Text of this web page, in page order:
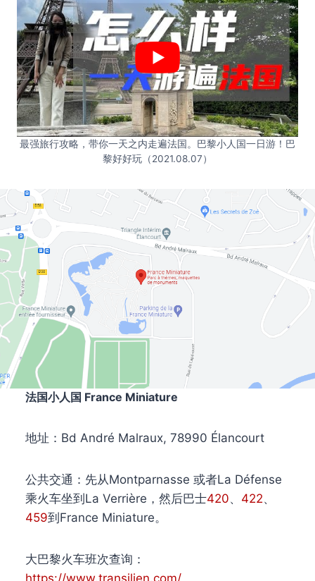
最强旅行攻略，带你一天之内走遍法国。巴黎小人国一日游！巴
黎好好玩（2021.08.07）
法国小人国 France Miniature
地址：Bd André Malraux, 78990 Élancourt
公共交通：先从Montparnasse 或者La Défense
乘火车坐到La Verrière，然后巴士420、 422、
459到France Miniature。
大巴黎火车班次查询：
https://www.transilien.com/